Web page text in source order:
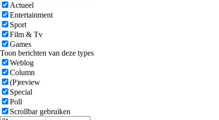
Actueel
Entertainment
Sport
Film & Tv
Games
Toon berichten van deze types
Weblog
Column
(P)review
Special
Poll
Scrollbar gebruiken